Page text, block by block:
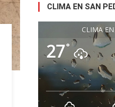
CLIMA EN SAN
CLIMA
27°